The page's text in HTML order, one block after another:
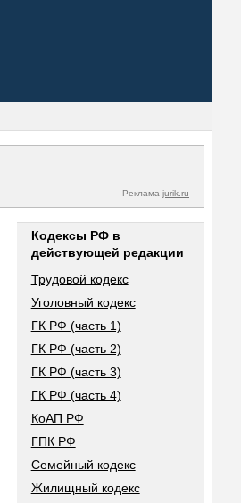
Реклама jurik.ru
Кодексы РФ в
действующей редакции
Трудовой кодекс
Уголовный кодекс
ГК РФ (часть 1)
ГК РФ (часть 2)
ГК РФ (часть 3)
ГК РФ (часть 4)
КоАП РФ
ГПК РФ
Семейный кодекс
Жилищный кодекс